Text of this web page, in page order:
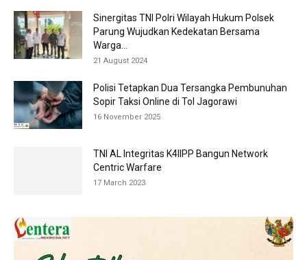
Sinergitas TNI Polri Wilayah Hukum Polsek
Parung Wujudkan Kedekatan Bersama
Warga...
21 August 2024
Polisi Tetapkan Dua Tersangka Pembunuhan
Sopir Taksi Online di Tol Jagorawi
16 November 2025
TNI AL Integritas K4IIPP Bangun Network
Centric Warfare
17 March 2023